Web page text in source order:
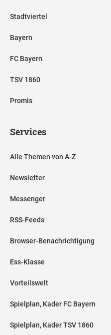
Stadtviertel
Bayern
FC Bayern
TSV 1860
Promis
Services
Alle Themen von A-Z
Newsletter
Messenger
RSS-Feeds
Browser-Benachrichtigung
Ess-Klasse
Vorteilswelt
Spielplan, Kader FC Bayern
Spielplan, Kader TSV 1860